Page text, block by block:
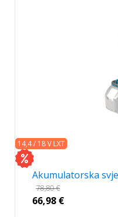
14,4 / 18 V LXT
Akumulatorska
78,80€
66,98 €